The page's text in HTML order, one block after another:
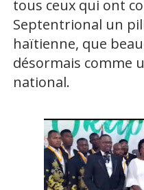
tous ceux qui ont
Septentrional un
haïtienne, que
désormais comme
national.